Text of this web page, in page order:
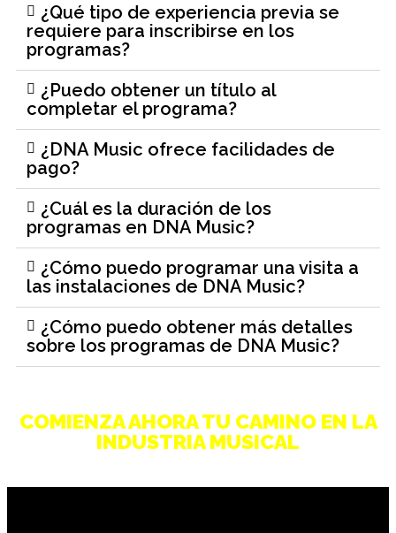
¿Qué tipo de experiencia previa se
requiere para inscribirse en los
programas?
¿Puedo obtener un título al
completar el programa?
¿DNA Music ofrece facilidades de
pago?
¿Cuál es la duración de los
programas en DNA Music?
¿Cómo puedo programar una visita a
las instalaciones de DNA Music?
¿Cómo puedo obtener más detalles
sobre los programas de DNA Music?
COMIENZA AHORA TU CAMINO EN LA
INDUSTRIA MUSICAL